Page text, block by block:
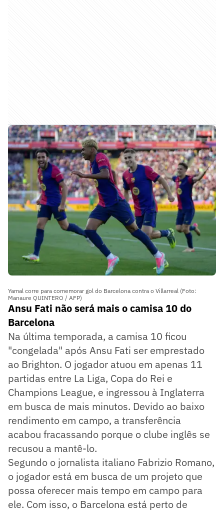
Yamal corre para comemorar gol do Barcelona contra o Villarreal (Foto:
Manaure QUINTERO / AFP)
Ansu Fati não será mais o camisa 10 do
Barcelona
Na última temporada, a camisa 10 ficou
"congelada" após Ansu Fati ser emprestado
ao Brighton. O jogador atuou em apenas 11
partidas entre La Liga, Copa do Rei e
Champions League, e ingressou à Inglaterra
em busca de mais minutos. Devido ao baixo
rendimento em campo, a transferência
acabou fracassando porque o clube inglês se
recusou a mantê-lo.
Segundo o jornalista italiano Fabrizio Romano,
o jogador está em busca de um projeto que
possa oferecer mais tempo em campo para
ele. Com isso, o Barcelona está perto de